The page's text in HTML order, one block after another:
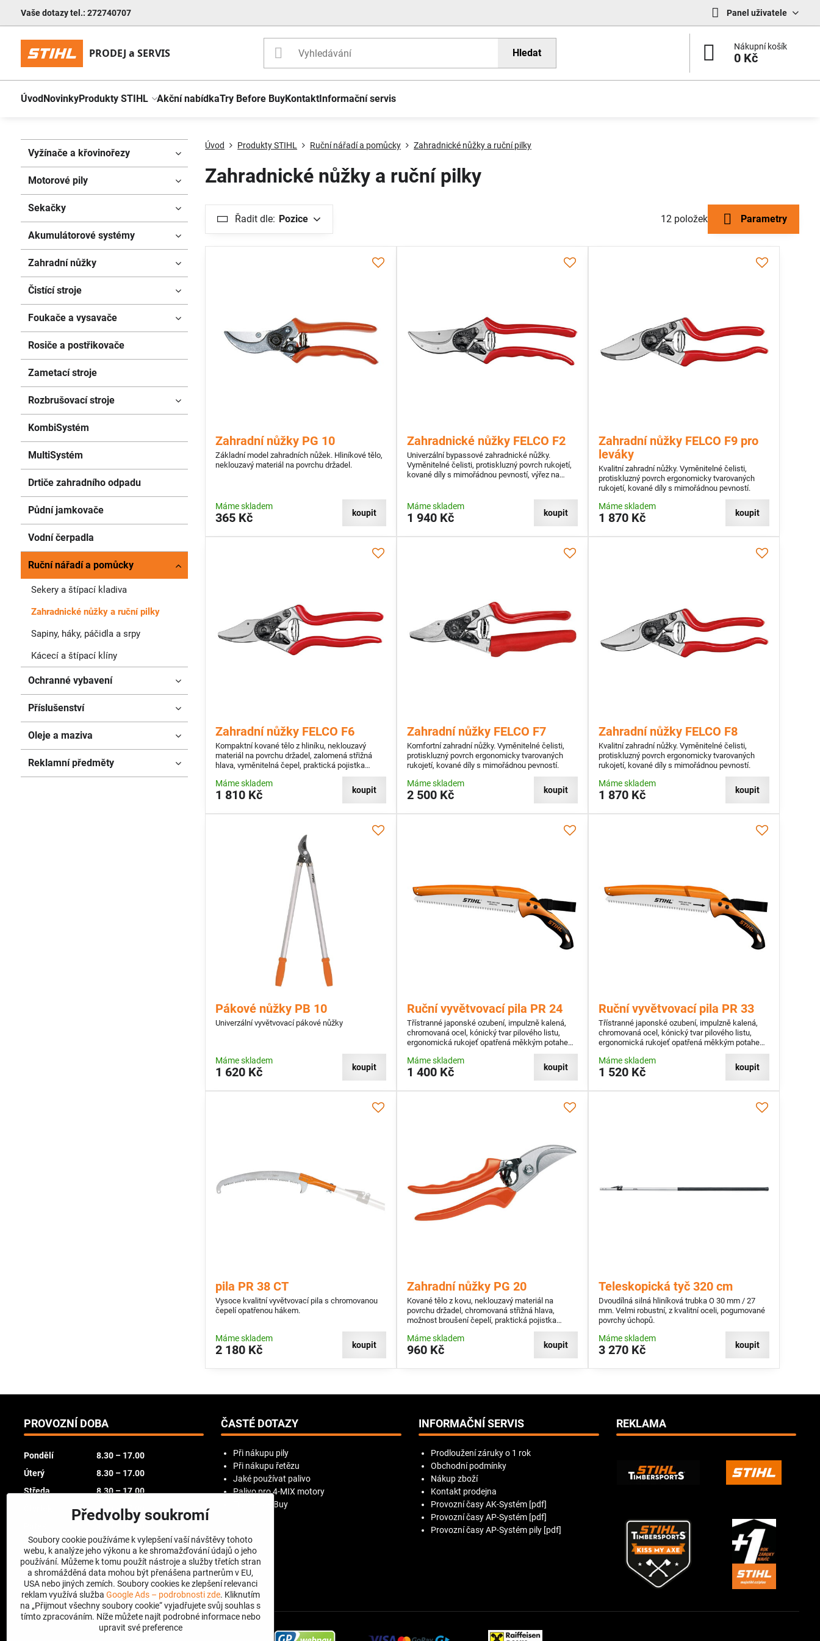
Vaše dotazy tel.: 272740707 Panel uživatele
Hledat
Nákupní košík
0 Kč
ÚvodNovinkyProdukty STIHL Akční nabídkaTry Before BuyKontaktInformační servis
Úvod Produkty STIHL Ruční nářadí a pomůcky Zahradnické nůžky a ruční pilky
Zahradnické nůžky a ruční pilky
Řadit dle: Pozice 12 položek Parametry
Zahradní nůžky PG 10
Základní model zahradních nůžek. Hliníkové tělo,
neklouzavý materiál na povrchu držadel.
Máme skladem
365 Kč koupit
Zahradnické nůžky FELCO F2
Univerzální bypassové zahradnické nůžky.
Vyměnitelné čelisti, protiskluzný povrch rukojetí,
kované díly s mimořádnou pevností, výřez na
Máme skladem
1 940 Kč koupit
Zahradní nůžky FELCO F9 pro
leváky
Kvalitní zahradní nůžky. Vyměnitelné čelisti,
protiskluzný povrch ergonomicky tvarovaných
rukojetí, kované díly s mimořádnou pevností.
Máme skladem
1 870 Kč koupit
Zahradní nůžky FELCO F6
Kompaktní kované tělo z hliníku, neklouzavý
materiál na povrchu držadel, zalomená střižná
hlava, vyměnitelná čepel, praktická pojistka
ovládaná jednou rukou, výřez pro štípání drátů,
drážka na odvod mízy,
Máme skladem
1 810 Kč koupit
Zahradní nůžky FELCO F7
Komfortní zahradní nůžky. Vyměnitelné čelisti,
protiskluzný povrch ergonomicky tvarovaných
rukojetí, kované díly s mimořádnou pevností.
Máme skladem
2 500 Kč koupit
Zahradní nůžky FELCO F8
Kvalitní zahradní nůžky. Vyměnitelné čelisti,
protiskluzný povrch ergonomicky tvarovaných
rukojetí, kované díly s mimořádnou pevností.
Máme skladem
1 870 Kč koupit
Pákové nůžky PB 10
Univerzální vyvětvovací pákové nůžky
Máme skladem
1 620 Kč koupit
Ruční vyvětvovací pila PR 24
Třístranné japonské ozubení, impulzně kalená,
chromovaná ocel, kónický tvar pilového listu,
ergonomická rukojeť opatřená měkkým potahem,
Máme skladem
1 400 Kč koupit
Ruční vyvětvovací pila PR 33
Třístranné japonské ozubení, impulzně kalená,
chromovaná ocel, kónický tvar pilového listu,
ergonomická rukojeť opatřená měkkým potahem,
Máme skladem
1 520 Kč koupit
pila PR 38 CT
Vysoce kvalitní vyvětvovací pila s chromovanou
čepelí opatřenou hákem.
Máme skladem
2 180 Kč koupit
Zahradní nůžky PG 20
Kované tělo z kovu, neklouzavý materiál na
povrchu držadel, chromovaná střižná hlava,
možnost broušení čepelí, praktická pojistka
ovládaná jednou rukou, výřez pro štípání drátů
Máme skladem
960 Kč koupit
Teleskopická tyč 320 cm
Dvoudílná silná hliníková trubka O 30 mm / 27
mm. Velmi robustní, z kvalitní oceli, pogumované
povrchy úchopů.
Máme skladem
3 270 Kč koupit
Vyžínače a křovinořezy
Motorové pily
Sekačky
Akumulátorové systémy
Zahradní nůžky
Čistící stroje
Foukače a vysavače
Rosiče a postřikovače
Zametací stroje
Rozbrušovací stroje
KombiSystém
MultiSystém
Drtiče zahradního odpadu
Půdní jamkovače
Vodní čerpadla
Ruční nářadí a pomůcky
Sekery a štípací kladiva
Zahradnické nůžky a ruční pilky
Sapiny, háky, páčidla a srpy
Kácecí a štípací klíny
Ochranné vybavení
Příslušenství
Oleje a maziva
Reklamní předměty
PROVOZNÍ DOBA
Pondělí
8.30 – 17.00
Úterý
8.30 – 17.00
Středa
8.30 – 17.00
8.30 – 17.00
8.30 – 16.00
Sobota
zavřeno
Neděle
zavřeno
ČASTÉ DOTAZY
Při nákupu pily
Při nákupu řetězu
Jaké používat palivo
Palivo pro 4-MIX motory
Try Before Buy
INFORMAČNÍ SERVIS
Prodloužení záruky o 1 rok
Obchodní podmínky
Nákup zboží
Kontakt prodejna
Provozní časy AK-Systém [pdf]
Provozní časy AP-Systém [pdf]
Provozní časy AP-Systém pily [pdf]
REKLAMA
Předvolby soukromí
Soubory cookie používáme k vylepšení vaší návštěvy tohoto
webu, k analýze jeho výkonu a ke shromažďování údajů o jeho
používání. Můžeme k tomu použít nástroje a služby třetích stran
a shromážděná data mohou být přenášena partnerům v EU,
USA nebo jiných zemích. Soubory cookies ke zlepšení relevanci
reklam využívá služba Google Ads – podrobnosti zde. Kliknutím
na „Přijmout všechny soubory cookie“ vyjadřujete svůj souhlas s
tímto zpracováním. Níže můžete najít podrobné informace nebo
upravit své preference